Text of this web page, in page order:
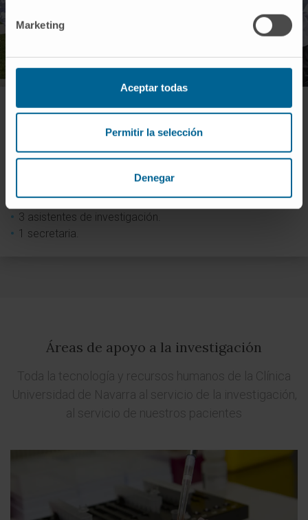
Marketing
Aceptar todas
Permitir la selección
Denegar
UCEC | Sede Madrid
2 coordinadores médicos.
1 responsable de gestión.
1 enfermera especializada en ensayos clínicos.
3 asistentes de investigación.
1 secretaria.
Áreas de apoyo a la investigación
Toda la tecnología y recursos humanos de la Clínica
Universidad de Navarra al servicio de la investigación,
al servicio de nuestros pacientes